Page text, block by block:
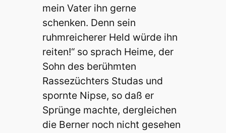
mein Vater ihn gerne
schenken. Denn sein
ruhmreicherer Held würde ihn
reiten!“ so sprach Heime, der
Sohn des berühmten
Rassezüchters Studas und
spornte Nipse, so daß er
Sprünge machte, dergleichen
die Berner noch nicht gesehen